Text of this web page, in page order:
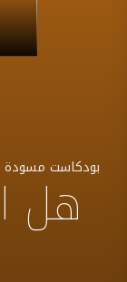
بودكاست مسودة
هل